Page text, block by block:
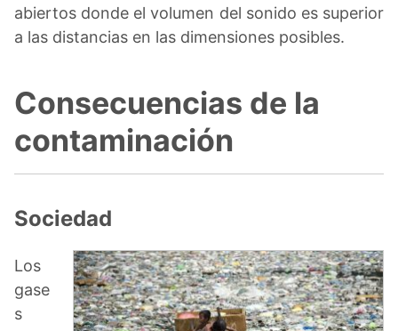
abiertos donde el volumen del sonido es superior
a las distancias en las dimensiones posibles.
Consecuencias de la
contaminación
Sociedad
Los
gase
s